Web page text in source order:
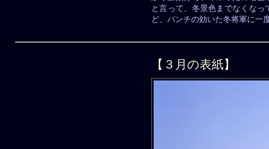
と言って、冬景色までなくな
ど、パンチの効いた冬将軍に一
【３月の表紙】